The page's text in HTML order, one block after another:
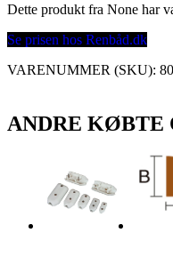
Dette produkt fra None har
Se prisen hos Renbåd.dk
VARENUMMER (SKU):
ANDRE KØBTE